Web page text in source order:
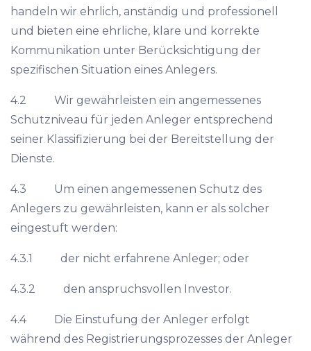
handeln wir ehrlich, anständig und professionell
und bieten eine ehrliche, klare und korrekte
Kommunikation unter Berücksichtigung der
spezifischen Situation eines Anlegers.
4.2 Wir gewährleisten ein angemessenes
Schutzniveau für jeden Anleger entsprechend
seiner Klassifizierung bei der Bereitstellung der
Dienste.
4.3 Um einen angemessenen Schutz des
Anlegers zu gewährleisten, kann er als solcher
eingestuft werden:
4.3.1 der nicht erfahrene Anleger; oder
4.3.2 den anspruchsvollen Investor.
4.4 Die Einstufung der Anleger erfolgt
während des Registrierungsprozesses der Anleger